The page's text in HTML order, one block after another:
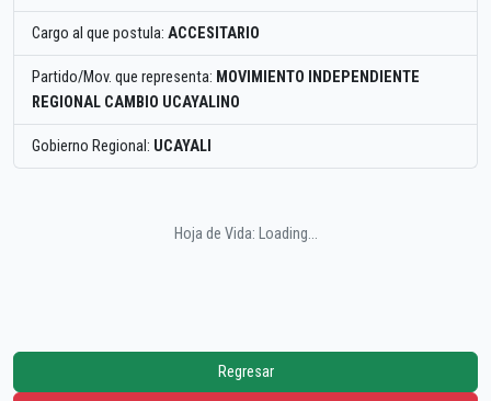
Cargo al que postula: ACCESITARIO
Partido/Mov. que representa: MOVIMIENTO INDEPENDIENTE
REGIONAL CAMBIO UCAYALINO
Gobierno Regional: UCAYALI
Hoja de Vida: Loading...
Regresar